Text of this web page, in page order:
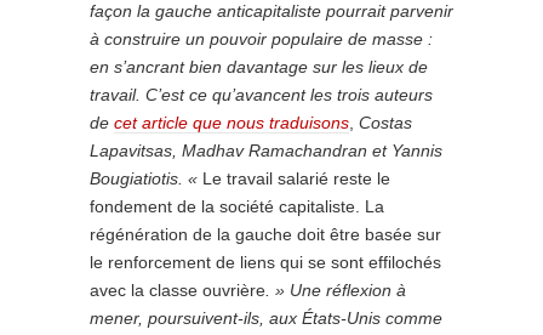
façon la gauche anticapitaliste pourrait parvenir
à construire un pouvoir populaire de masse :
en s’ancrant bien davantage sur les lieux de
travail. C’est ce qu’avancent les trois auteurs
de cet article que nous traduisons Costas
Lapavitsas, Madhav Ramachandran et Yannis
Bougiatiotis. « Le travail salarié reste le
fondement de la société capitaliste. La
régénération de la gauche doit être basée sur
le renforcement de liens qui se sont effilochés
avec la classe ouvrière . » Une réflexion à
mener, poursuivent-ils, aux États-Unis comme